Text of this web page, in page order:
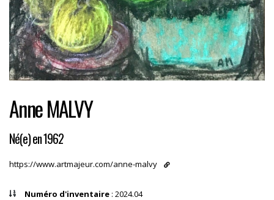
Anne MALVY
Né(e) en 1962
https://www.artmajeur.com/anne-malvy
Numéro d'inventaire : 2024.04